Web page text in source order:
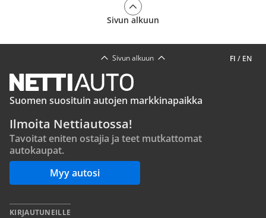
Sivun alkuun
FI / EN
Sivun alkuun
Suomen suosituin autojen markkinapaikka
Ilmoita Nettiautossa!
Tavoitat eniten ostajia ja teet mutkattomat
autokaupat.
Myy autosi
KIRJAUTUNEILLE